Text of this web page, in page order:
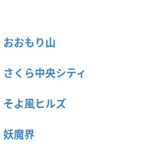
おおもり山
さくら中央シティ
そよ風ヒルズ
妖魔界